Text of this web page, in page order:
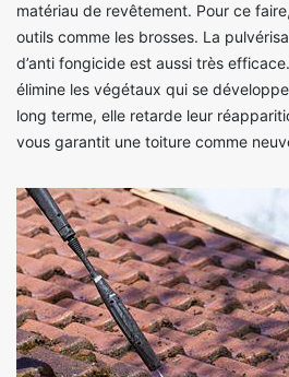
matériau de revêtement. Pour ce
outils comme les brosses. La
d’anti fongicide est aussi très
élimine les végétaux qui se
long terme, elle retarde leur
vous garantit une toiture comme